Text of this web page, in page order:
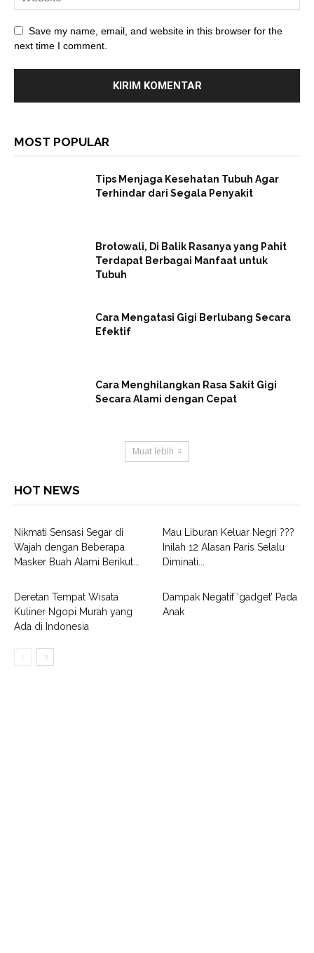
Save my name, email, and website in this browser for the
next time I comment.
MOST POPULAR
Tips Menjaga Kesehatan Tubuh Agar
Terhindar dari Segala Penyakit
Brotowali, Di Balik Rasanya yang Pahit
Terdapat Berbagai Manfaat untuk
Tubuh
Cara Mengatasi Gigi Berlubang Secara
Efektif
Cara Menghilangkan Rasa Sakit Gigi
Secara Alami dengan Cepat
Muat lebih
HOT NEWS
Nikmati Sensasi Segar di
Wajah dengan Beberapa
Masker Buah Alami Berikut...
Mau Liburan Keluar Negri ???
Inilah 12 Alasan Paris Selalu
Diminati...
Deretan Tempat Wisata
Kuliner Ngopi Murah yang
Ada di Indonesia
Dampak Negatif ‘gadget’ Pada
Anak